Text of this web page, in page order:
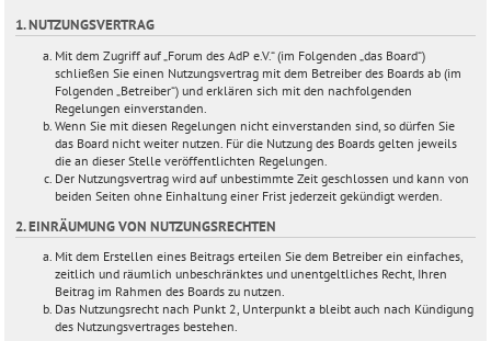
1. NUTZUNGSVERTRAG
Mit dem Zugriff auf „Forum des AdP e.V.“ (im Folgenden „das Board“)
schließen Sie einen Nutzungsvertrag mit dem Betreiber des Boards ab (im
Folgenden „Betreiber“) und erklären sich mit den nachfolgenden
Regelungen einverstanden.
Wenn Sie mit diesen Regelungen nicht einverstanden sind, so dürfen Sie
das Board nicht weiter nutzen. Für die Nutzung des Boards gelten jeweils
die an dieser Stelle veröffentlichten Regelungen.
Der Nutzungsvertrag wird auf unbestimmte Zeit geschlossen und kann von
beiden Seiten ohne Einhaltung einer Frist jederzeit gekündigt werden.
2. EINRÄUMUNG VON NUTZUNGSRECHTEN
Mit dem Erstellen eines Beitrags erteilen Sie dem Betreiber ein einfaches,
zeitlich und räumlich unbeschränktes und unentgeltliches Recht, Ihren
Beitrag im Rahmen des Boards zu nutzen.
Das Nutzungsrecht nach Punkt 2, Unterpunkt a bleibt auch nach Kündigung
des Nutzungsvertrages bestehen.